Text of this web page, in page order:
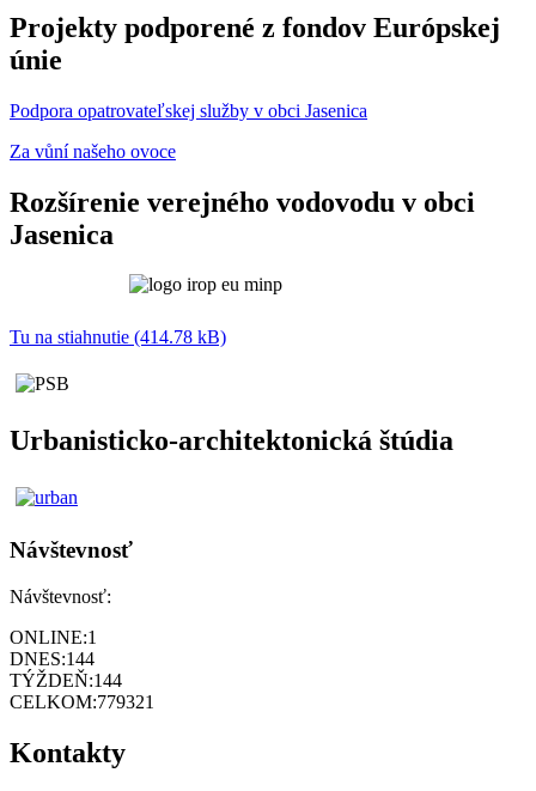
Projekty podporené z fondov Európskej
únie
Podpora opatrovateľskej služby v obci Jasenica
Za vůní našeho ovoce
Rozšírenie verejného vodovodu v obci
Jasenica
Tu na stiahnutie (414.78 kB)
Urbanisticko-architektonická štúdia
Návštevnosť
Návštevnosť:
ONLINE:1
DNES:144
TÝŽDEŇ:144
CELKOM:779321
Kontakty